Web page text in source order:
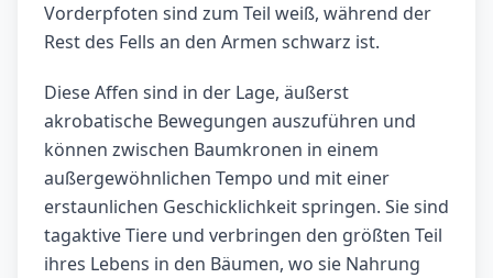
Vorderpfoten sind zum Teil weiß, während der
Rest des Fells an den Armen schwarz ist.
Diese Affen sind in der Lage, äußerst
akrobatische Bewegungen auszuführen und
können zwischen Baumkronen in einem
außergewöhnlichen Tempo und mit einer
erstaunlichen Geschicklichkeit springen. Sie sind
tagaktive Tiere und verbringen den größten Teil
ihres Lebens in den Bäumen, wo sie Nahrung